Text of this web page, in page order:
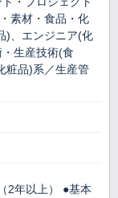
素材・食品・化
)、エンジニア(化
生産技術(食
粧品)系／生産管
2年以上） ●基本